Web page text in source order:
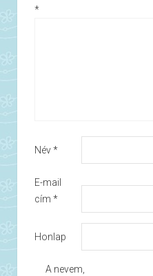
*
Név*
E-mail
cím *
Honlap
A nevem,